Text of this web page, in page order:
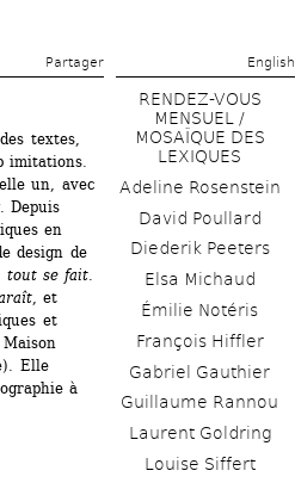
Partager English
textes,
imitations.
un, avec
Depuis
en
design de
tout se fait.
, et
et
Elle
à
RENDEZ-VOUS
MENSUEL /
MOSAÏQUE DES
LEXIQUES
Adeline Rosenstein
David Poullard
Diederik Peeters
Elsa Michaud
Émilie Notéris
François Hiffler
Gabriel Gauthier
Guillaume Rannou
Laurent Goldring
Louise Siffert